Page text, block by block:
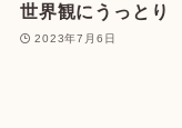
世界観にうっとり
2023年7月6日